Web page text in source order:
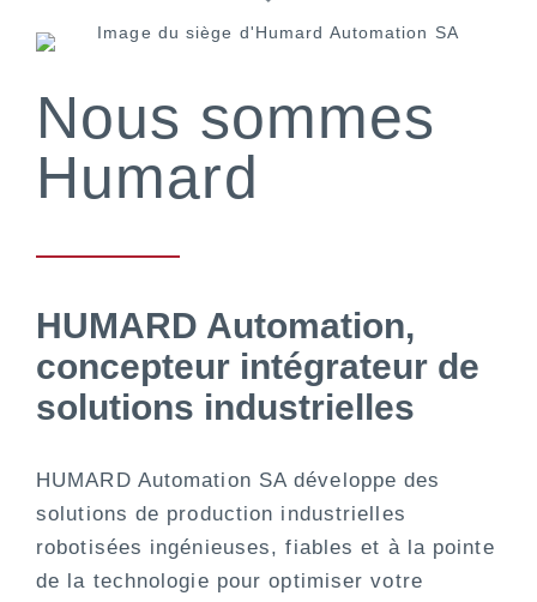
Nous sommes
Humard
HUMARD Automation,
concepteur intégrateur de
solutions industrielles
HUMARD Automation SA développe des
solutions de production industrielles
robotisées ingénieuses, fiables et à la pointe
de la technologie pour optimiser votre